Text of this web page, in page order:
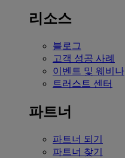
리소스
블로그
고객 성공 사례
이벤트 및 웨비나
트러스트 센터
파트너
파트너 되기
파트너 찾기